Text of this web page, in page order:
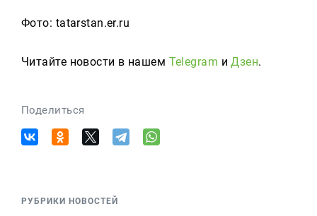
Фото: tatarstan.er.ru
Читайте новости в нашем Telegram иДзен.
Поделиться
РУБРИКИ НОВОСТЕЙ